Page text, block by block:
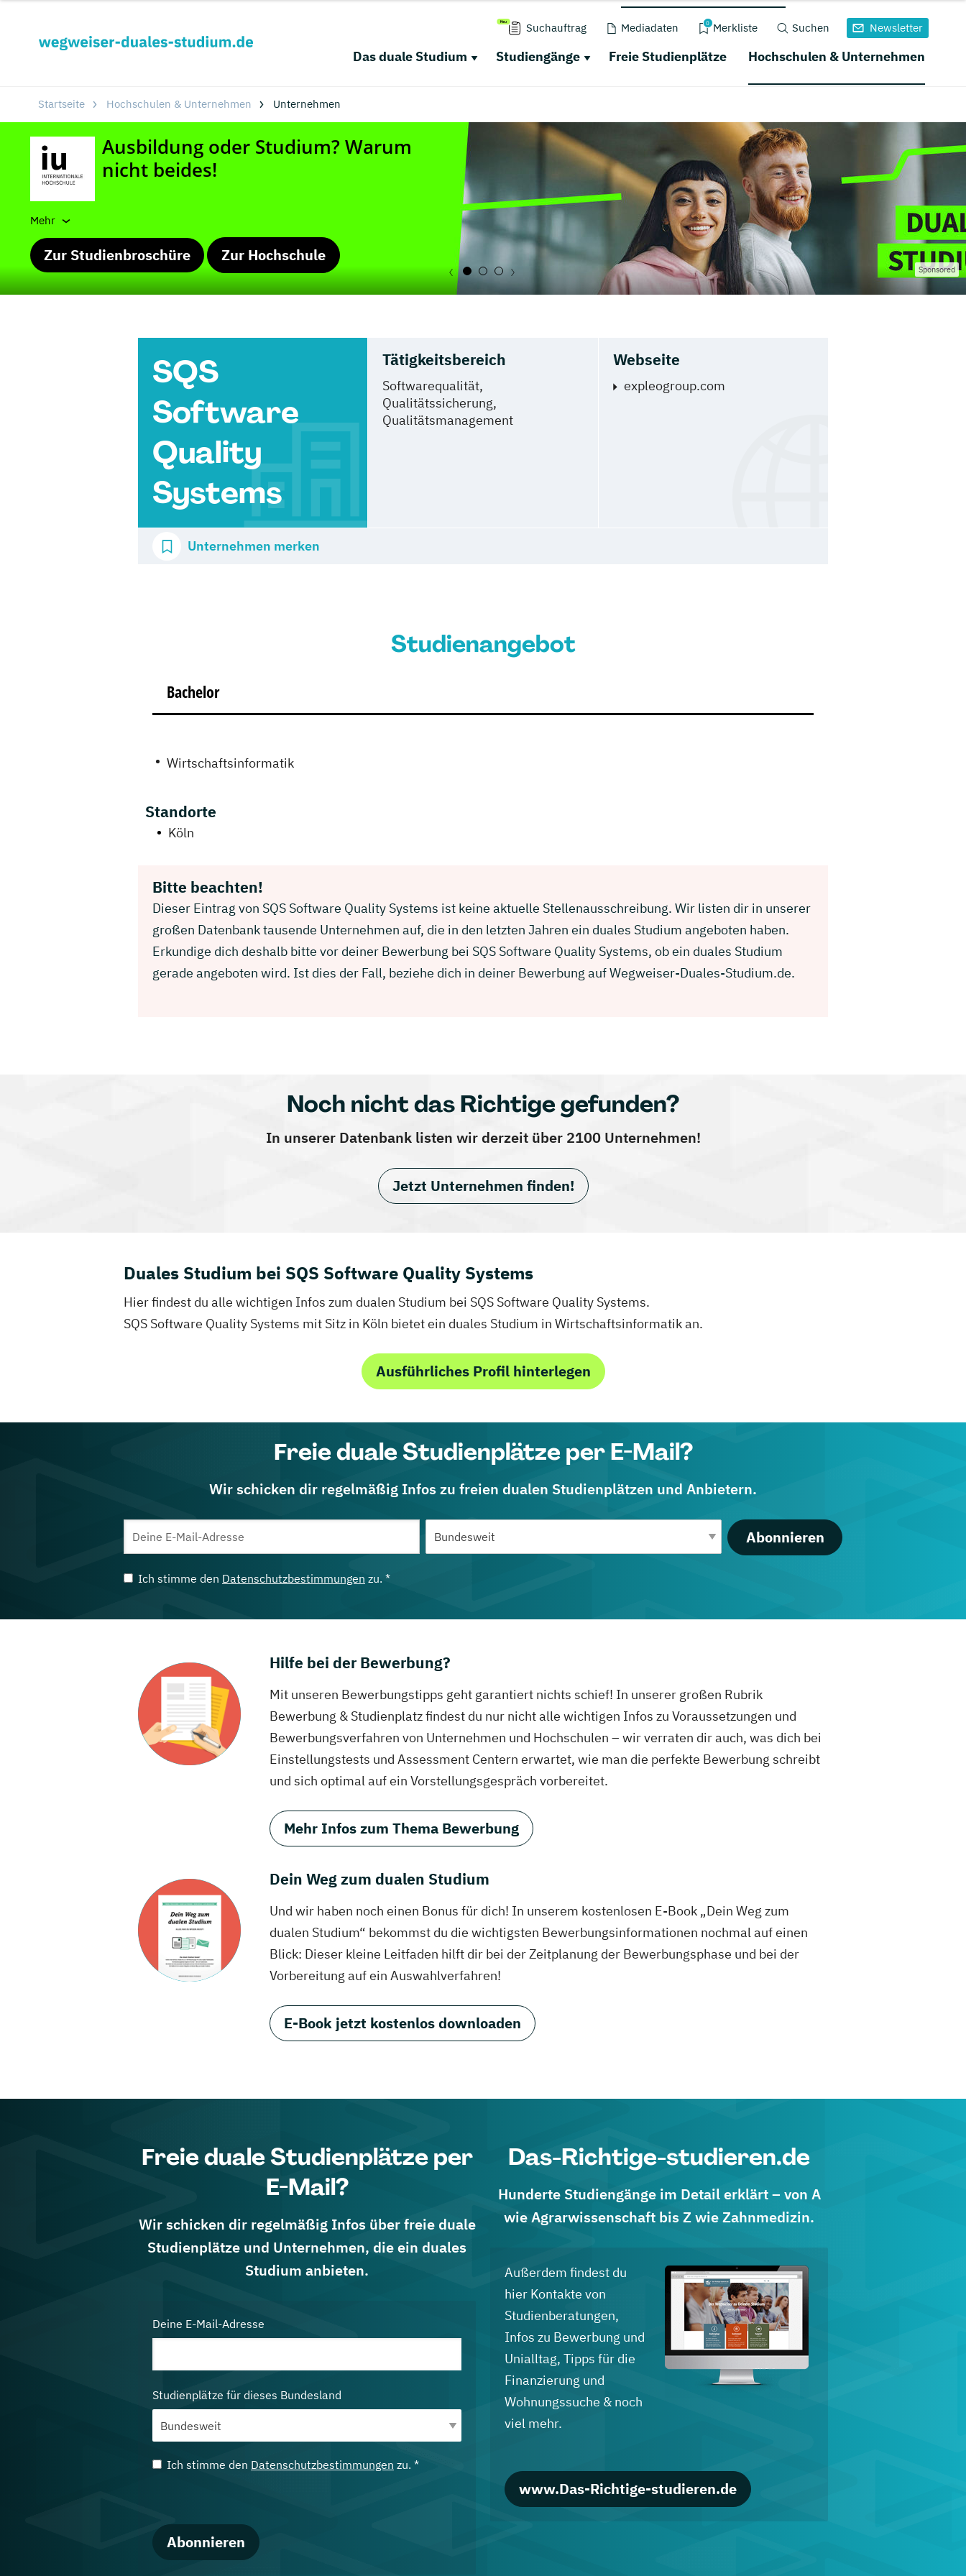
Suchauftrag Mediadaten 0 Merkliste Suchen Newsletter
Das duale Studium Studiengänge Freie Studienplätze Hochschulen & Unternehmen
Startseite Hochschulen & Unternehmen Unternehmen
Mehr
Zur Studienbroschüre Zur Hochschule
Sponsored
SQS
Software
Quality
Systems
Tätigkeitsbereich
Softwarequalität,
Qualitätssicherung,
Qualitätsmanagement
Webseite
expleogroup.com
Unternehmen merken
Studienangebot
Bachelor
Wirtschaftsinformatik
Standorte
Köln
Bitte beachten!
Dieser Eintrag von SQS Software Quality Systems ist keine aktuelle Stellenausschreibung. Wir listen dir in unserer
großen Datenbank tausende Unternehmen auf, die in den letzten Jahren ein duales Studium angeboten haben.
Erkundige dich deshalb bitte vor deiner Bewerbung bei SQS Software Quality Systems, ob ein duales Studium
gerade angeboten wird. Ist dies der Fall, beziehe dich in deiner Bewerbung auf Wegweiser-Duales-Studium.de.
Noch nicht das Richtige gefunden?
In unserer Datenbank listen wir derzeit über 2100 Unternehmen!
Jetzt Unternehmen finden!
Duales Studium bei SQS Software Quality Systems
Hier findest du alle wichtigen Infos zum dualen Studium bei SQS Software Quality Systems.
SQS Software Quality Systems mit Sitz in Köln bietet ein duales Studium in Wirtschaftsinformatik an.
Ausführliches Profil hinterlegen
Freie duale Studienplätze per E-Mail?
Wir schicken dir regelmäßig Infos zu freien dualen Studienplätzen und Anbietern.
Abonnieren
Ich stimme den Datenschutzbestimmungen zu. *
Hilfe bei der Bewerbung?
Mit unseren Bewerbungstipps geht garantiert nichts schief! In unserer großen Rubrik
Bewerbung & Studienplatz findest du nur nicht alle wichtigen Infos zu Voraussetzungen und
Bewerbungsverfahren von Unternehmen und Hochschulen – wir verraten dir auch, was dich bei
Einstellungstests und Assessment Centern erwartet, wie man die perfekte Bewerbung schreibt
und sich optimal auf ein Vorstellungsgespräch vorbereitet.
Mehr Infos zum Thema Bewerbung
Dein Weg zum dualen Studium
Und wir haben noch einen Bonus für dich! In unserem kostenlosen E-Book „Dein Weg zum
dualen Studium“ bekommst du die wichtigsten Bewerbungsinformationen nochmal auf einen
Blick: Dieser kleine Leitfaden hilft dir bei der Zeitplanung der Bewerbungsphase und bei der
Vorbereitung auf ein Auswahlverfahren!
E-Book jetzt kostenlos downloaden
Freie duale Studienplätze per
E-Mail?
Wir schicken dir regelmäßig Infos über freie duale
Studienplätze und Unternehmen, die ein duales
Studium anbieten.
Deine E-Mail-Adresse
Studienplätze für dieses Bundesland
Ich stimme den Datenschutzbestimmungen zu. *
Abonnieren
Das-Richtige-studieren.de
Hunderte Studiengänge im Detail erklärt – von A
wie Agrarwissenschaft bis Z wie Zahnmedizin.
Außerdem findest du
hier Kontakte von
Studienberatungen,
Infos zu Bewerbung und
Unialltag, Tipps für die
Finanzierung und
Wohnungssuche & noch
viel mehr.
www.Das-Richtige-studieren.de